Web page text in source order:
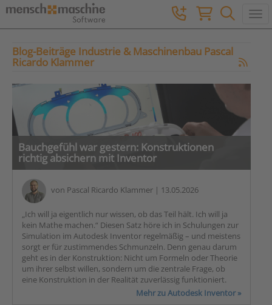
Blog-Beiträge Industrie & Maschinenbau Pascal
Ricardo Klammer
Bauchgefühl war gestern: Konstruktionen
richtig absichern mit Inventor
von Pascal Ricardo Klammer | 13.05.2026
„Ich will ja eigentlich nur wissen, ob das Teil hält. Ich will ja
kein Mathe machen.“ Diesen Satz höre ich in Schulungen zur
Simulation im Autodesk Inventor regelmäßig – und meistens
sorgt er für zustimmendes Schmunzeln. Denn genau darum
geht es in der Konstruktion: Nicht um Formeln oder Theorie
um ihrer selbst willen, sondern um die zentrale Frage, ob
eine Konstruktion in der Realität zuverlässig funktioniert.
Mehr zu Autodesk Inventor »